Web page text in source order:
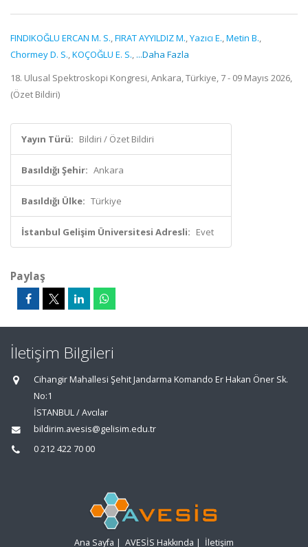
FINDIKOĞLU ERCAN M. S.,FIRAT AYYILDIZ M.,Yazıcı E.,Metin B.,
Chormey D. S.,KOÇOĞLU E. S., ...Daha Fazla
18. Ulusal Spektroskopi Kongresi, Ankara, Türkiye, 7 - 09 Mayıs 2026,
(Özet Bildiri)
Yayın Türü: Bildiri / Özet Bildiri
Basıldığı Şehir: Ankara
Basıldığı Ülke: Türkiye
İstanbul Gelişim Üniversitesi Adresli: Evet
Paylaş
İletişim Bilgileri
Cihangir Mahallesi Şehit Jandarma Komando Er Hakan Öner Sk.
No:1
İSTANBUL / Avcılar
bildirim.avesis@gelisim.edu.tr
0 212 422 70 00
Ana Sayfa | AVESİS Hakkında | İletişim